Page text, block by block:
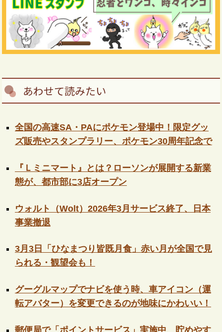
あわせて読みたい
全国の高速SA・PAにポケモン登場中！限定グッ
ズ販売やスタンプラリー、ポケモン30周年記念で
『Ｌミニマート』とは？ローソンが展開する新業
態が、都市部に3店オープン
ウォルト（Wolt）2026年3月サービス終了、日本
事業撤退
3月3日「ひなまつり皆既月食」赤い月が全国で見
られる・観望会も！
グーグルマップでナビを使う時、車アイコン（運
転アバター）を変更できるのが地味にかわいい！